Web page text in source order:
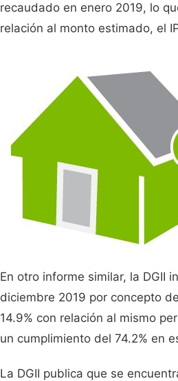
recaudado en enero 2019, lo
relación al monto estimado, el
En otro informe similar, la DGII
diciembre 2019 por concepto
14.9% con relación al mismo
un cumplimiento del 74.2% en
La DGII publica que se